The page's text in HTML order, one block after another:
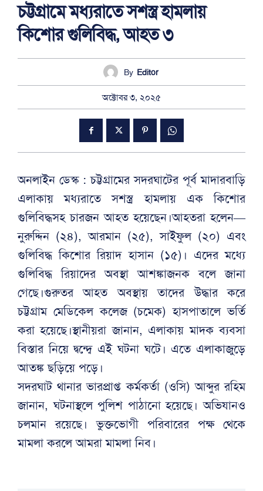
চট্টগ্রামে মধ্যরাতে সশস্ত্র হামলায়
কিশোর গুলিবিদ্ধ, আহত ৩
By Editor
অক্টোবর ৩, ২০২৫
অনলাইন ডেস্ক : চট্টগ্রামের সদরঘাটের পূর্ব মাদারবাড়ি
এলাকায় মধ্যরাতে সশস্ত্র হামলায় এক কিশোর
গুলিবিদ্ধসহ চারজন আহত হয়েছেন।আহতরা হলেন—
নুরুদ্দিন (২৪), আরমান (২৫), সাইফুল (২০) এবং
গুলিবিদ্ধ কিশোর রিয়াদ হাসান (১৫)। এদের মধ্যে
গুলিবিদ্ধ রিয়াদের অবস্থা আশঙ্কাজনক বলে জানা
গেছে।গুরুতর আহত অবস্থায় তাদের উদ্ধার করে
চট্টগ্রাম মেডিকেল কলেজ (চমেক) হাসপাতালে ভর্তি
করা হয়েছে।স্থানীয়রা জানান, এলাকায় মাদক ব্যবসা
বিস্তার নিয়ে দ্বন্দ্বে এই ঘটনা ঘটে। এতে এলাকাজুড়ে
আতঙ্ক ছড়িয়ে পড়ে।
সদরঘাট থানার ভারপ্রাপ্ত কর্মকর্তা (ওসি) আব্দুর রহিম
জানান, ঘটনাস্থলে পুলিশ পাঠানো হয়েছে। অভিযানও
চলমান রয়েছে। ভুক্তভোগী পরিবারের পক্ষ থেকে
মামলা করলে আমরা মামলা নিব।